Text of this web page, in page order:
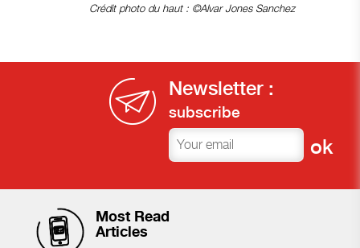
Crédit photo du haut : ©Alvar Jones Sanchez
Newsletter :
subscribe
Most Read
Articles